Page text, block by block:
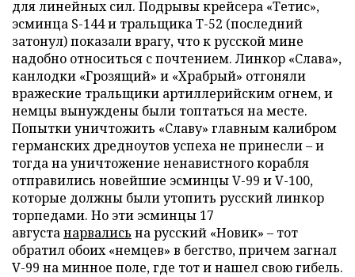
для линейных сил. Подрывы крейсера «Тетис»,
эсминца S-144 и тральщика Т-52 (последний
затонул) показали врагу, что к русской мине
надобно относиться с почтением. Линкор «Слава»,
канлодки «Грозящий» и «Храбрый» отгоняли
вражеские тральщики артиллерийским огнем, и
немцы вынуждены были топтаться на месте.
Попытки уничтожить «Славу» главным калибром
германских дредноутов успеха не принесли – и
тогда на уничтожение ненавистного корабля
отправились новейшие эсминцы V-99 и V-100,
которые должны были утопить русский линкор
торпедами. Но эти эсминцы 17
августанарвались на русский «Новик» – тот
обратил обоих «немцев» в бегство, причем загнал
V-99 на минное поле, где тот и нашел свою гибель.